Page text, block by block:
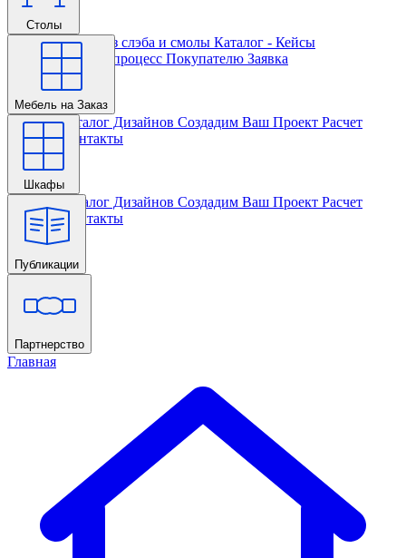
Столы
Главная Столы из слэба и смолы Каталог - Кейсы
Кастомизации и процесс Покупателю Заявка
Мебель на Заказ
Главная Каталог Дизайнов Создадим Ваш Проект Расчет
Проекта
Контакты
Шкафы
Главная Каталог Дизайнов Создадим Ваш Проект Расчет
Проекта Контакты
Публикации
Главная
Партнерство
Главная